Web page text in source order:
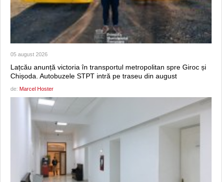
05 august 2026
Lațcău anunță victoria în transportul metropolitan spre Giroc și
Chișoda. Autobuzele STPT intră pe traseu din august
de: Marcel Hoster